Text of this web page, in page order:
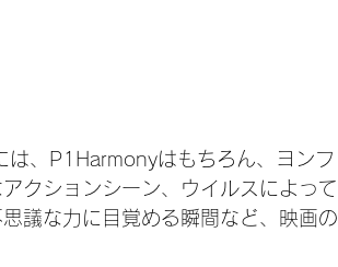
、P1Harmonyはもちろん、ヨンフ
クションシーン、ウイルスによって
議な力に目覚める瞬間など、映画の